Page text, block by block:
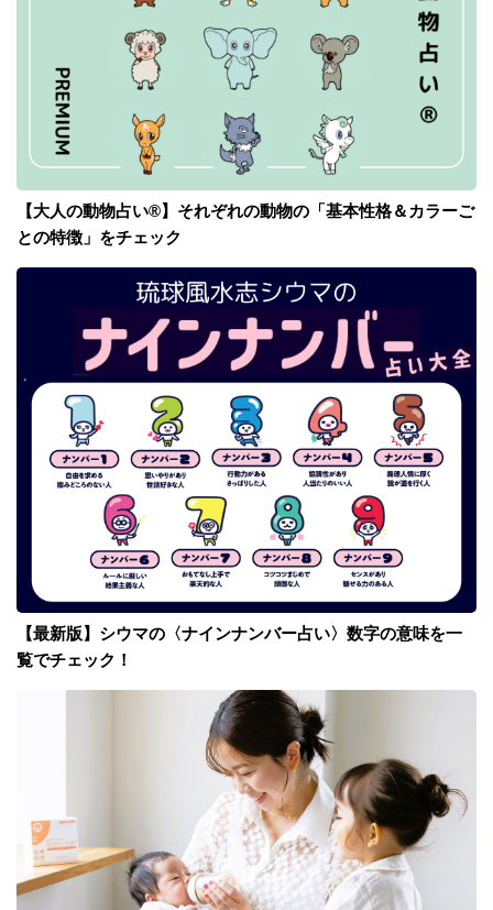
【大人の動物占い®】それぞれの動物の「基本性格＆カラーご
との特徴」をチェック
【最新版】シウマの〈ナインナンバー占い〉数字の意味を一
覧でチェック！